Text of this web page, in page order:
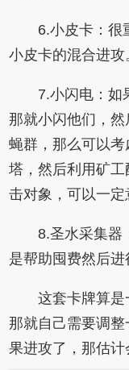
6.小皮卡：很重
小皮卡的混合进攻
7.小闪电：如果
那就小闪他们，
蝇群，那么可以
塔，然后利用矿
击对象，可以一定
8.圣水采集器：
是帮助囤费然后进
这套卡牌算是
那就自己需要调
果进攻了，那估计